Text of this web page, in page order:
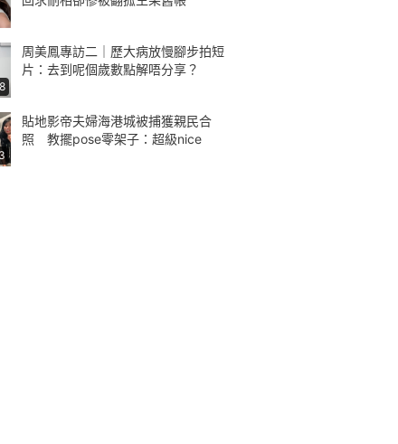
周美鳳專訪二｜歷大病放慢腳步拍短
片：去到呢個歲數點解唔分享？
貼地影帝夫婦海港城被捕獲親民合
照 教擺pose零架子：超級nice